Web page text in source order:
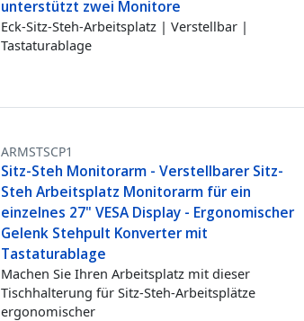
unterstützt zwei Monitore
Eck-Sitz-Steh-Arbeitsplatz | Verstellbar |
Tastaturablage
ARMSTSCP1
Sitz-Steh Monitorarm - Verstellbarer Sitz-
Steh Arbeitsplatz Monitorarm für ein
einzelnes 27" VESA Display - Ergonomischer
Gelenk Stehpult Konverter mit
Tastaturablage
Machen Sie Ihren Arbeitsplatz mit dieser
Tischhalterung für Sitz-Steh-Arbeitsplätze
ergonomischer